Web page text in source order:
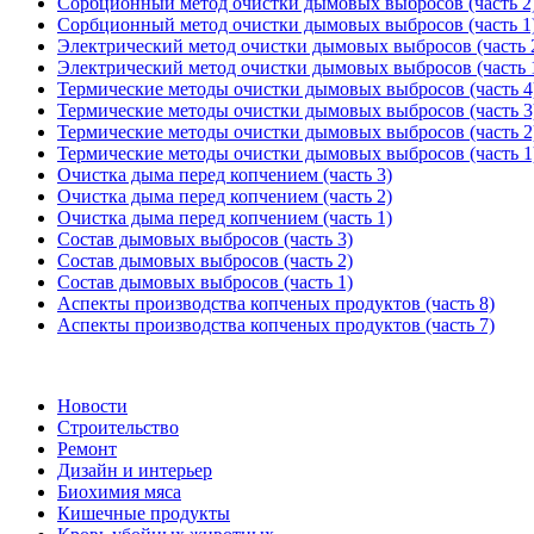
Сорбционный метод очистки дымовых выбросов (часть
Электрический метод очистки дымовых выбросов (часть
Электрический метод очистки дымовых выбросов (часть
Термические методы очистки дымовых выбросов (часть
Термические методы очистки дымовых выбросов (часть
Термические методы очистки дымовых выбросов (часть
Термические методы очистки дымовых выбросов (часть
Очистка дыма перед копчением (часть 3)
Очистка дыма перед копчением (часть 2)
Очистка дыма перед копчением (часть 1)
Состав дымовых выбросов (часть 3)
Состав дымовых выбросов (часть 2)
Состав дымовых выбросов (часть 1)
Аспекты производства копченых продуктов (часть 8)
Аспекты производства копченых продуктов (часть 7)
Новости
Строительство
Ремонт
Дизайн и интерьер
Биохимия мяса
Кишечные продукты